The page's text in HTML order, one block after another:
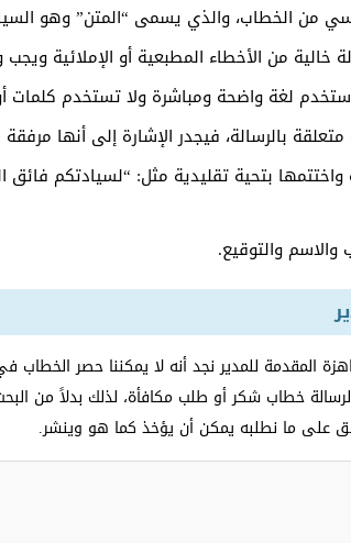
من الخطاب، والذي يسمى “المتن” وهو
خالية من الأخطاء المطبعية أو الإملائية
لغة واضحة ومباشرة ولا تستخدم كلمات
بالرسالة، فيجدر الإشارة إلى أنها مرفقة
واختتمها بتحية تقليدية مثل: “لسيادتكم فائق
والاسم والتوقيع.
المقدمة للمدير نجد أنه لا يمكننا حصر
خطاب شكر أو طلب مكافأة، لذلك بدلاً من
على ما نطلبه يمكن أن يؤخذ كما هو وينشر.